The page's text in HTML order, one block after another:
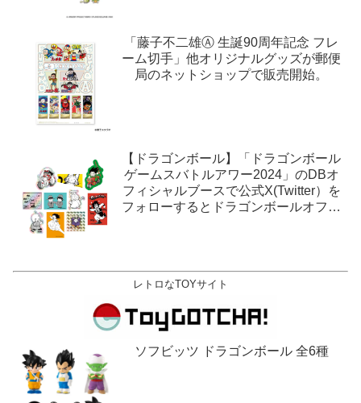
「藤子不二雄Ⓐ 生誕90周年記念 フレ
ーム切手」他オリジナルグッズが郵便
局のネットショップで販売開始。
【ドラゴンボール】「ドラゴンボール
ゲームスバトルアワー2024」のDBオ
フィシャルブースで公式X(Twitter）を
フォローするとドラゴンボールオフィ
レトロなTOYサイト
ソフビッツ ドラゴンボール 全6種